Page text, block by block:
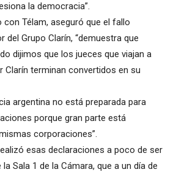
la democracia”.
con Télam, aseguró que el fallo
del Grupo Clarín, “demuestra que
dijimos que los jueces que viajan a
Clarín terminan convertidos en su
argentina no está preparada para
porque gran parte está
corporaciones”.
esas declaraciones a poco de ser
Sala 1 de la Cámara, que a un día de